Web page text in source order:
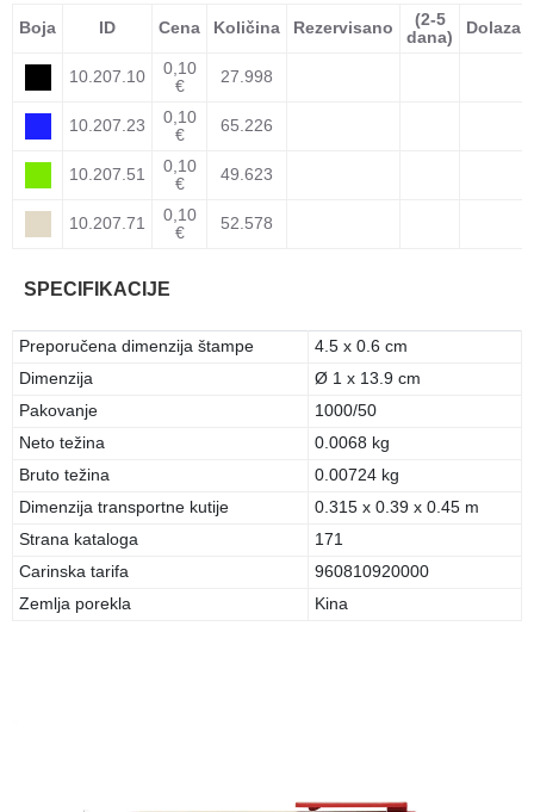
Boja ID Cena Količina Rezervisano
(2-5
dana)
Dolazak
10.207.10
0,10
€
27.998
10.207.23
0,10
€
65.226
10.207.51
0,10
€
49.623
10.207.71
0,10
€
52.578
SPECIFIKACIJE
Preporučena dimenzija štampe
4.5 x 0.6 cm
Dimenzija
Ø 1 x 13.9 cm
Pakovanje
1000/50
Neto težina
0.0068 kg
Bruto težina
0.00724 kg
Dimenzija transportne kutije
0.315 x 0.39 x 0.45 m
Strana kataloga
171
Carinska tarifa
960810920000
Zemlja porekla
Kina